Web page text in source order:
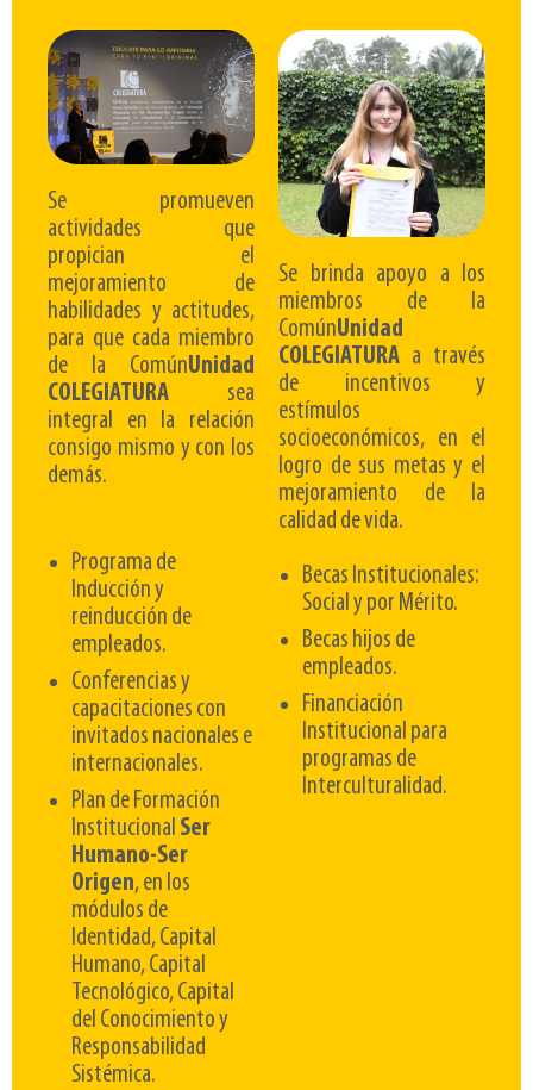
Se promueven
actividades que
propician el
mejoramiento de
habilidades y actitudes,
para que cada miembro
de la ComúnUnidad
COLEGIATURA sea
integral en la relación
consigo mismo y con los
demás.
Programa de
Inducción y
reinducción de
empleados.
Conferencias y
capacitaciones con
invitados nacionales e
internacionales.
Plan de Formación
Institucional Ser
Humano-Ser
Origen, en los
módulos de
Identidad, Capital
Humano, Capital
Tecnológico, Capital
del Conocimiento y
Responsabilidad
Sistémica.
Se brinda apoyo a los
miembros de la
ComúnUnidad
COLEGIATURA a través
de incentivos y
estímulos
socioeconómicos, en el
logro de sus metas y el
mejoramiento de la
calidad de vida.
Becas Institucionales:
Social y por Mérito.
Becas hijos de
empleados.
Financiación
Institucional para
programas de
Interculturalidad.